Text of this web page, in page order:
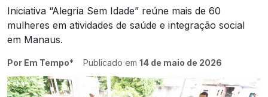
Iniciativa “Alegria Sem Idade” reúne mais de 60
mulheres em atividades de saúde e integração social
em Manaus.
Por Em Tempo* Publicado em 14 de maio de 2026